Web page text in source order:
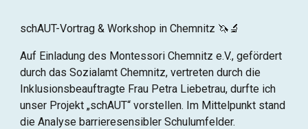
schAUT-Vortrag & Workshop in Chemnitz 🦄🔬
Auf Einladung des Montessori Chemnitz e.V., gefördert
durch das Sozialamt Chemnitz, vertreten durch die
Inklusionsbeauftragte Frau Petra Liebetrau, durfte ich
unser Projekt „schAUT“ vorstellen. Im Mittelpunkt stand
die Analyse barrieresensibler Schulumfelder.